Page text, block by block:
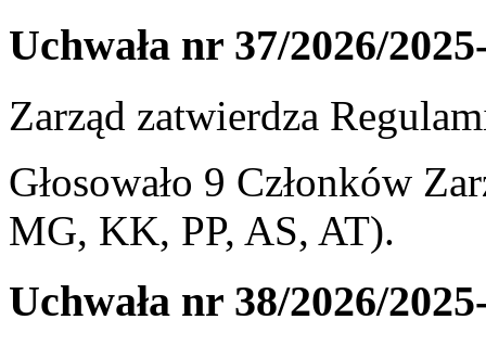
Uchwała nr 37/2026/
Zarząd zatwierdza
Głosowało 9 Członków
MG, KK, PP, AS, AT).
Uchwała nr 38/2026/